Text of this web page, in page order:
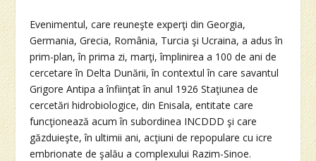
Evenimentul, care reuneşte experţi din Georgia,
Germania, Grecia, România, Turcia şi Ucraina, a adus în
prim-plan, în prima zi, marţi, împlinirea a 100 de ani de
cercetare în Delta Dunării, în contextul în care savantul
Grigore Antipa a înfiinţat în anul 1926 Staţiunea de
cercetări hidrobiologice, din Enisala, entitate care
funcţionează acum în subordinea INCDDD şi care
găzduieşte, în ultimii ani, acţiuni de repopulare cu icre
embrionate de şalău a complexului Razim-Sinoe.